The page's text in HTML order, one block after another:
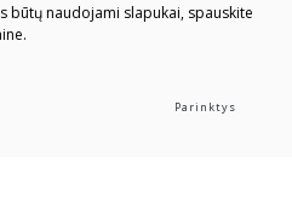
būtų naudojami slapukai, spauskite
Parinktys